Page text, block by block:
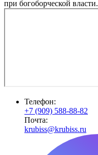
при богоборческой власти.
Телефон:
+7 (909) 588-88-82
Почта:
krubiss@krubiss.ru